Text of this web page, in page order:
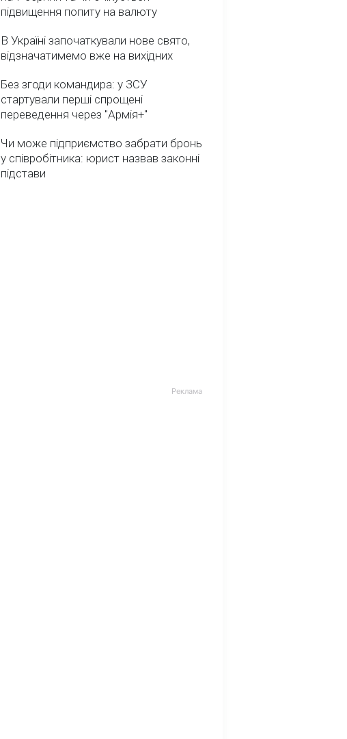
підвищення попиту на валюту
В Україні започаткували нове свято,
відзначатимемо вже на вихідних
Без згоди командира: у ЗСУ
стартували перші спрощені
переведення через "Армія+"
Чи може підприємство забрати бронь
у співробітника: юрист назвав законні
підстави